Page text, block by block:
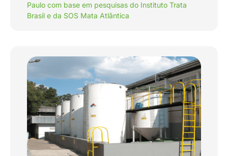
Paulo com base em pesquisas do Instituto Trata
Brasil e da SOS Mata Atlântica